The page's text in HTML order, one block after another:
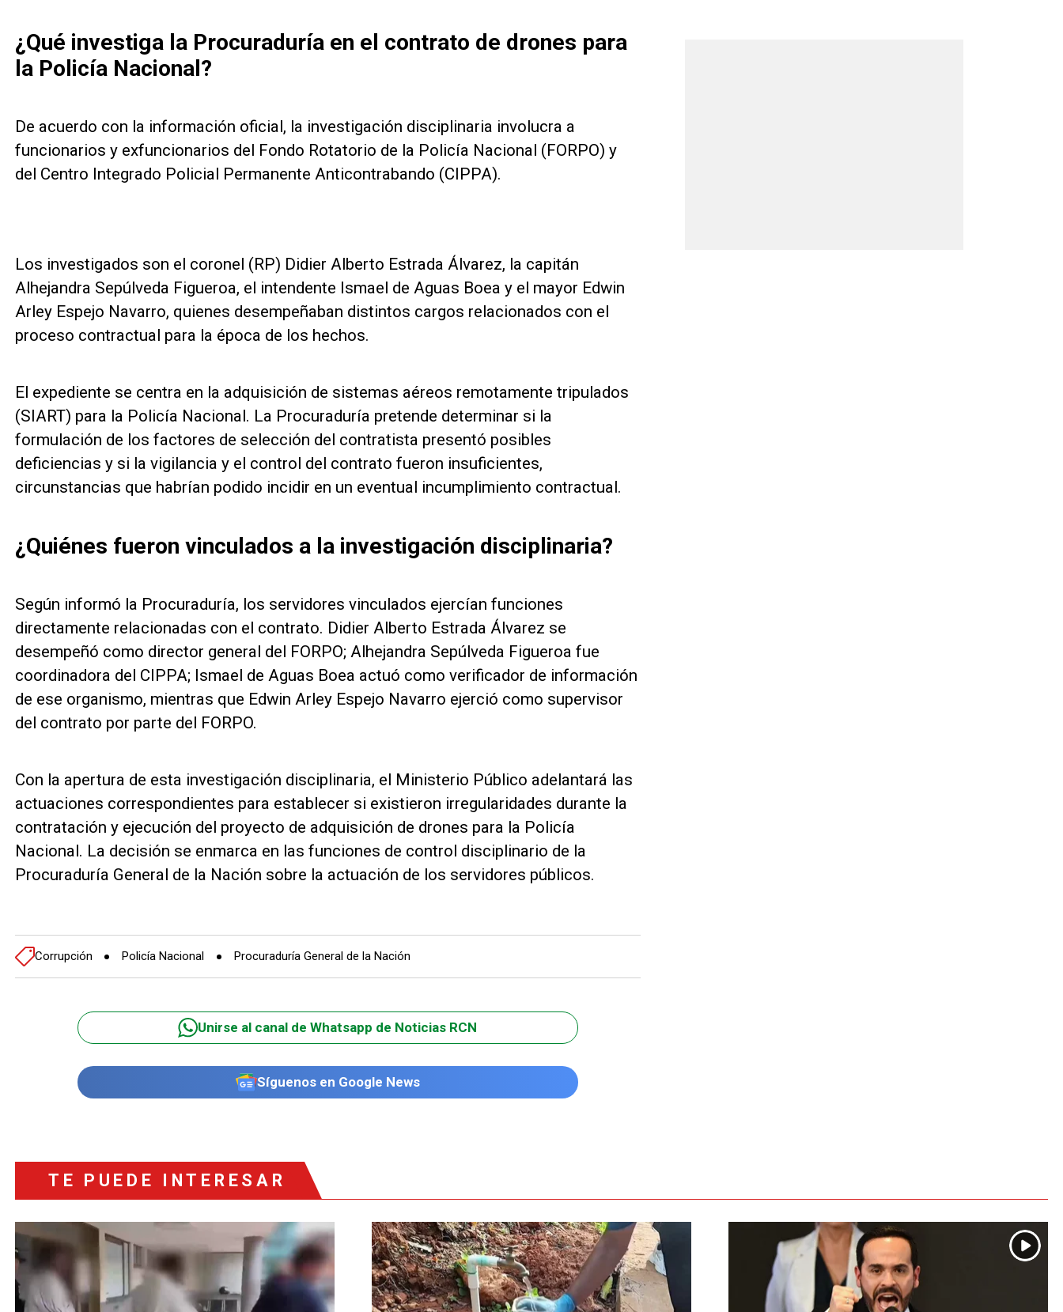
¿Qué investiga la Procuraduría en el contrato de drones para
la Policía Nacional?
De acuerdo con la información oficial, la investigación disciplinaria involucra a
funcionarios y exfuncionarios del Fondo Rotatorio de la Policía Nacional (FORPO) y
del Centro Integrado Policial Permanente Anticontrabando (CIPPA).
Los investigados son el coronel (RP) Didier Alberto Estrada Álvarez, la capitán
Alhejandra Sepúlveda Figueroa, el intendente Ismael de Aguas Boea y el mayor Edwin
Arley Espejo Navarro, quienes desempeñaban distintos cargos relacionados con el
proceso contractual para la época de los hechos.
El expediente se centra en la adquisición de sistemas aéreos remotamente tripulados
(SIART) para la Policía Nacional. La Procuraduría pretende determinar si la
formulación de los factores de selección del contratista presentó posibles
deficiencias y si la vigilancia y el control del contrato fueron insuficientes,
circunstancias que habrían podido incidir en un eventual incumplimiento contractual.
¿Quiénes fueron vinculados a la investigación disciplinaria?
Según informó la Procuraduría, los servidores vinculados ejercían funciones
directamente relacionadas con el contrato. Didier Alberto Estrada Álvarez se
desempeñó como director general del FORPO; Alhejandra Sepúlveda Figueroa fue
coordinadora del CIPPA; Ismael de Aguas Boea actuó como verificador de información
de ese organismo, mientras que Edwin Arley Espejo Navarro ejerció como supervisor
del contrato por parte del FORPO.
Con la apertura de esta investigación disciplinaria, el Ministerio Público adelantará las
actuaciones correspondientes para establecer si existieron irregularidades durante la
contratación y ejecución del proyecto de adquisición de drones para la Policía
Nacional. La decisión se enmarca en las funciones de control disciplinario de la
Procuraduría General de la Nación sobre la actuación de los servidores públicos.
Corrupción Policía Nacional Procuraduría General de la Nación
Unirse al canal de Whatsapp de Noticias RCN
Síguenos en Google News
TE PUEDE INTERESAR